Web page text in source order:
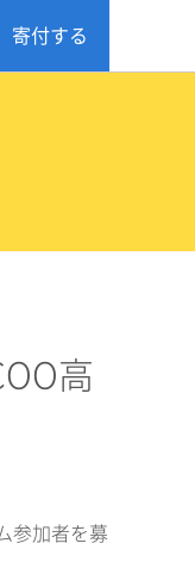
寄付する
高
参加者を募